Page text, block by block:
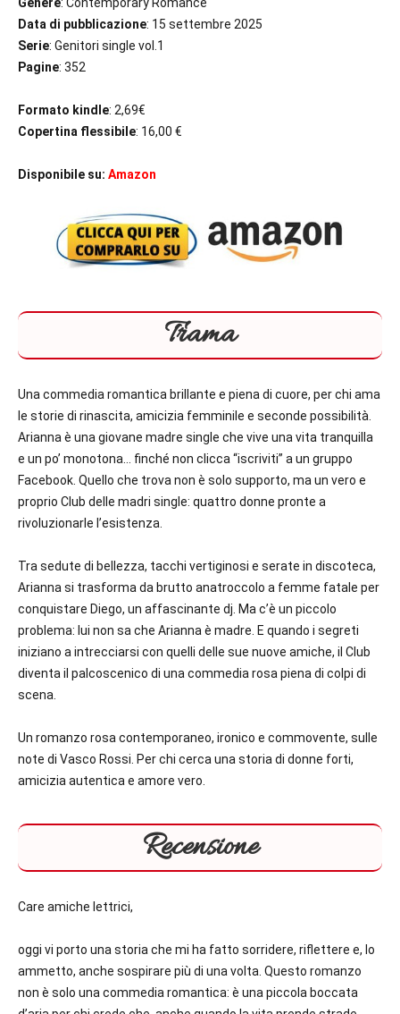
Data di pubblicazione: 15 settembre 2025
Serie: Genitori single vol.1
Pagine: 352
Formato kindle: 2,69€
Copertina flessibile: 16,00 €
Disponibile su: Amazon
Trama
Una commedia romantica brillante e piena di cuore, per chi ama
le storie di rinascita, amicizia femminile e seconde possibilità.
Arianna è una giovane madre single che vive una vita tranquilla
e un po’ monotona… finché non clicca “iscriviti” a un gruppo
Facebook. Quello che trova non è solo supporto, ma un vero e
proprio Club delle madri single: quattro donne pronte a
rivoluzionarle l’esistenza.
Tra sedute di bellezza, tacchi vertiginosi e serate in discoteca,
Arianna si trasforma da brutto anatroccolo a femme fatale per
conquistare Diego, un affascinante dj. Ma c’è un piccolo
problema: lui non sa che Arianna è madre. E quando i segreti
iniziano a intrecciarsi con quelli delle sue nuove amiche, il Club
diventa il palcoscenico di una commedia rosa piena di colpi di
scena.
Un romanzo rosa contemporaneo, ironico e commovente, sulle
note di Vasco Rossi. Per chi cerca una storia di donne forti,
amicizia autentica e amore vero.
Recensione
Care amiche lettrici,
oggi vi porto una storia che mi ha fatto sorridere, riflettere e, lo
ammetto, anche sospirare più di una volta. Questo romanzo
non è solo una commedia romantica: è una piccola boccata